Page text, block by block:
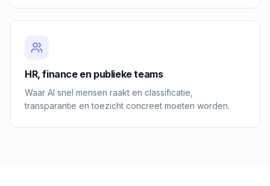
HR, finance en publieke teams
Waar AI snel mensen raakt en classificatie,
transparantie en toezicht concreet moeten worden.